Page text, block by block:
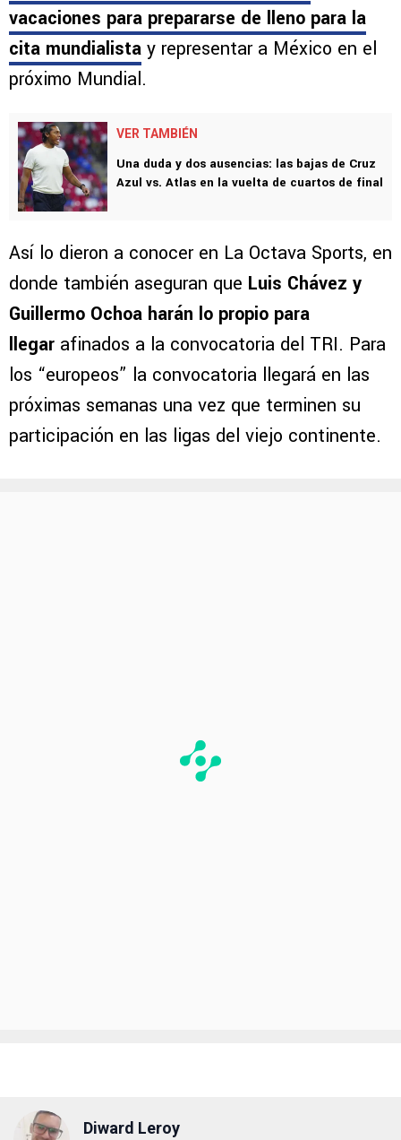
vacaciones para prepararse de lleno para la
cita mundialista y representar a México en el
próximo Mundial.
VER TAMBIÉN
Una duda y dos ausencias: las bajas de Cruz
Azul vs. Atlas en la vuelta de cuartos de final
Así lo dieron a conocer en La Octava Sports, en
donde también aseguran que Luis Chávez y
Guillermo Ochoa harán lo propio para
llegar afinados a la convocatoria del TRI. Para
los “europeos” la convocatoria llegará en las
próximas semanas una vez que terminen su
participación en las ligas del viejo continente.
Diward Leroy